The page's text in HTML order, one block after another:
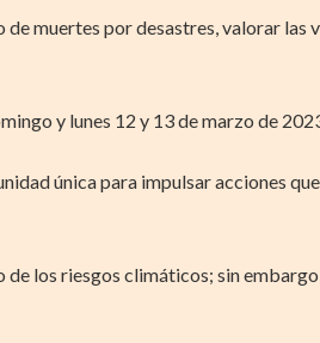
muertes por desastres, valorar las
y lunes 12 y 13 de marzo de
única para impulsar acciones
los riesgos climáticos; sin